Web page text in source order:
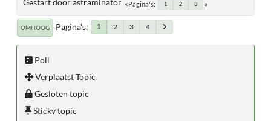
Pagina's 1 2 3
OMHOOG Pagina's 1 2 3 4
Poll
Verplaatst Topic
Gesloten topic
Sticky topic